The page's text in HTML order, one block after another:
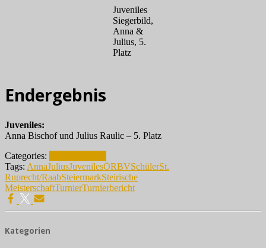
Juveniles
Siegerbild,
Anna &
Julius, 5.
Platz
Endergebnis
Juveniles:
Anna Bischof und Julius Raulic – 5. Platz
Categories:
Tags: AnnaJuliusJuvenilesÖRBVSchülerSt.
Ruprecht/RaabSteiermarkSteirische
MeisterschaftTurnierTurnierbericht
Kategorien